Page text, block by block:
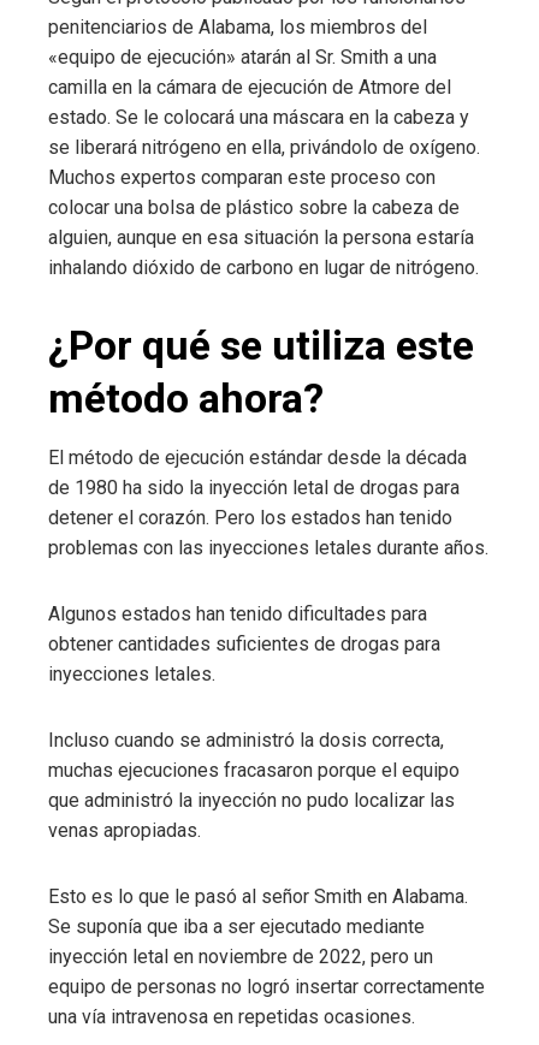
penitenciarios de Alabama, los miembros del
«equipo de ejecución» atarán al Sr. Smith a una
camilla en la cámara de ejecución de Atmore del
estado. Se le colocará una máscara en la cabeza y
se liberará nitrógeno en ella, privándolo de oxígeno.
Muchos expertos comparan este proceso con
colocar una bolsa de plástico sobre la cabeza de
alguien, aunque en esa situación la persona estaría
inhalando dióxido de carbono en lugar de nitrógeno.
¿Por qué se utiliza este
método ahora?
El método de ejecución estándar desde la década
de 1980 ha sido la inyección letal de drogas para
detener el corazón. Pero los estados han tenido
problemas con las inyecciones letales durante años.
Algunos estados han tenido dificultades para
obtener cantidades suficientes de drogas para
inyecciones letales.
Incluso cuando se administró la dosis correcta,
muchas ejecuciones fracasaron porque el equipo
que administró la inyección no pudo localizar las
venas apropiadas.
Esto es lo que le pasó al señor Smith en Alabama.
Se suponía que iba a ser ejecutado mediante
inyección letal en noviembre de 2022, pero un
equipo de personas no logró insertar correctamente
una vía intravenosa en repetidas ocasiones.